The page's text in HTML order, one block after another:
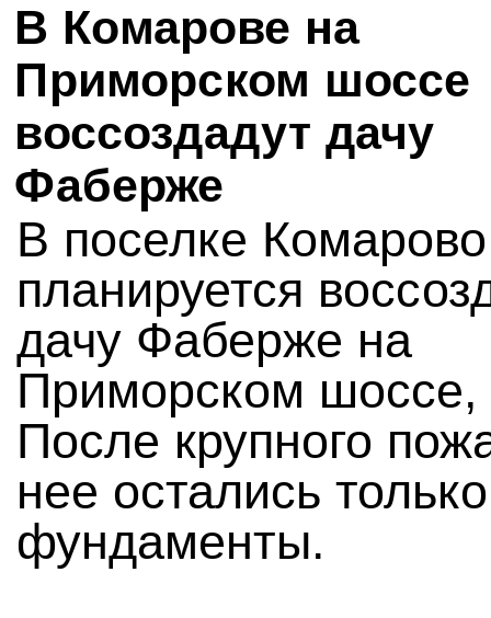
В Комарове на
Приморском шоссе
воссоздадут дачу
Фаберже
В поселке Комарово
планируется
дачу Фаберже на
Приморском шоссе,
После крупного
нее остались только
фундаменты.